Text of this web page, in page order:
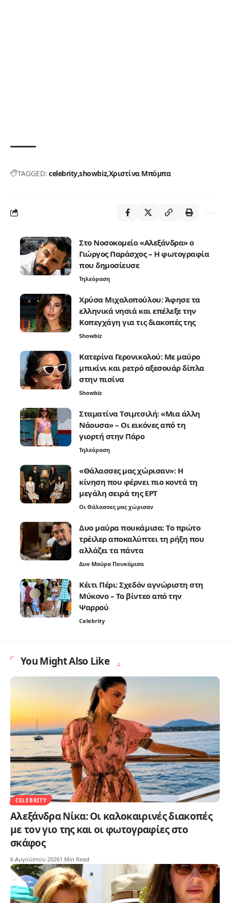
TAGGED: celebrityshowbiz Χριστίνα Μπόμπα
Στο Νοσοκομείο «Αλεξάνδρα» ο
Γιώργος Παράσχος – Η φωτογραφία
που δημοσίευσε
Τηλεόραση
Χρύσα Μιχαλοπούλου: Άφησε τα
ελληνικά νησιά και επέλεξε την
Κοπεγχάγη για τις διακοπές της
Showbiz
Κατερίνα Γερονικολού: Με μαύρο
μπικίνι και ρετρό αξεσουάρ δίπλα
στην πισίνα
Showbiz
Σταματίνα Τσιμτσιλή: «Μια άλλη
Νάουσα» – Οι εικόνες από τη
γιορτή στην Πάρο
Τηλεόραση
«Θάλασσες μας χώρισαν»: Η
κίνηση που φέρνει πιο κοντά τη
μεγάλη σειρά της ΕΡΤ
Οι Θάλασσες μας χώρισαν
Δυο μαύρα πουκάμισα: Το πρώτο
τρέιλερ αποκαλύπτει τη ρήξη που
αλλάζει τα πάντα
Δυο Μαύρα Πουκάμισα
Κέιτι Πέρι: Σχεδόν αγνώριστη στη
Μύκονο – Το βίντεο από την
Ψαρρού
Celebrity
You Might Also Like
CELEBRITY
Αλεξάνδρα Νίκα: Οι καλοκαιρινές διακοπές
με τον γιο της και οι φωτογραφίες στο
σκάφος
6 Αυγούστου 20261 Min Read